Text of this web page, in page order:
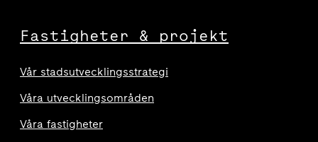
Fastigheter & projekt
Vår stadsutvecklingsstrategi
Våra utvecklingsområden
Våra fastigheter